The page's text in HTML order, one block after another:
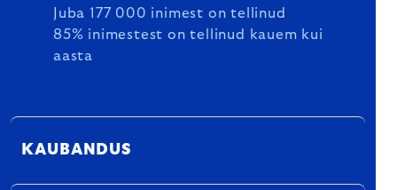
Juba 177 000 inimest on tellinud
85% inimestest on tellinud kauem kui
aasta
KAUBANDUS